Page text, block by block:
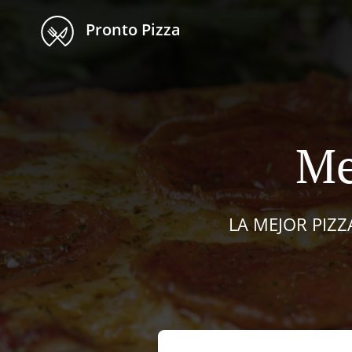
Pronto Pizza
LA MEJOR